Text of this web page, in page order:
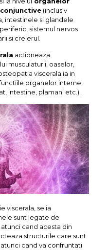
(inclusiv
intestinele si glandele
sistemul nervos
si creierul.
actioneaza
musculaturii, oaselor,
viscerala ia in
organelor interne
intestine, plamani etc.).
viscerala, se ia
sunt legate de
cand acesta din
structurile care sunt
cand va confruntati